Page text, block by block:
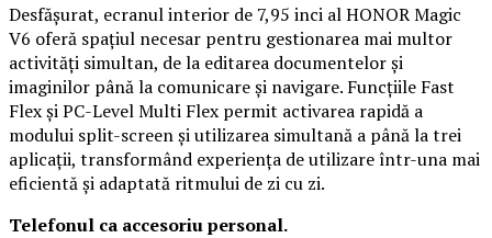
Desfășurat, ecranul interior de 7,95 inci al HONOR Magic
V6 oferă spațiul necesar pentru gestionarea mai multor
activități simultan, de la editarea documentelor și
imaginilor până la comunicare și navigare. Funcțiile Fast
Flex și PC-Level Multi Flex permit activarea rapidă a
modului split-screen și utilizarea simultană a până la trei
aplicații, transformând experiența de utilizare într-una mai
eficientă și adaptată ritmului de zi cu zi.
Telefonul ca accesoriu personal.